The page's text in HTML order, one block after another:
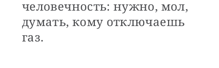
человечность: нужно, мол,
думать, кому отключаешь
газ.